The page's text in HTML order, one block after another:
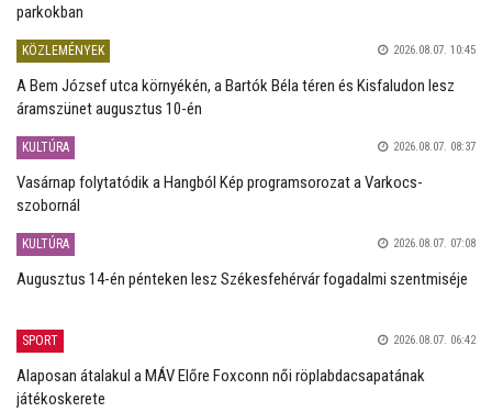
parkokban
KÖZLEMÉNYEK 2026.08.07. 10:45
A Bem József utca környékén, a Bartók Béla téren és Kisfaludon lesz
áramszünet augusztus 10-én
KULTÚRA 2026.08.07. 08:37
Vasárnap folytatódik a Hangból Kép programsorozat a Varkocs-
szobornál
KULTÚRA 2026.08.07. 07:08
Augusztus 14-én pénteken lesz Székesfehérvár fogadalmi szentmiséje
SPORT 2026.08.07. 06:42
Alaposan átalakul a MÁV Előre Foxconn női röplabdacsapatának
játékoskerete